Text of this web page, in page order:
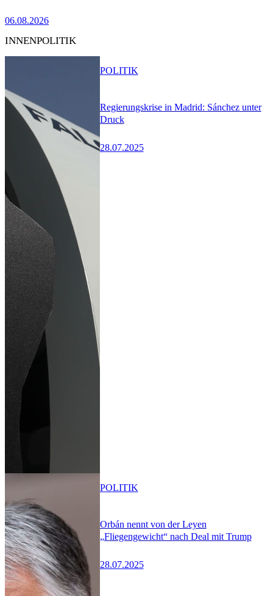
06.08.2026
INNENPOLITIK
Regierungskrise in Madrid: Sánchez unter
Druck
28.07.2025
POLITIK
Orbán nennt von der Leyen
„Fliegengewicht“ nach Deal mit Trump
28.07.2025
POLITIK